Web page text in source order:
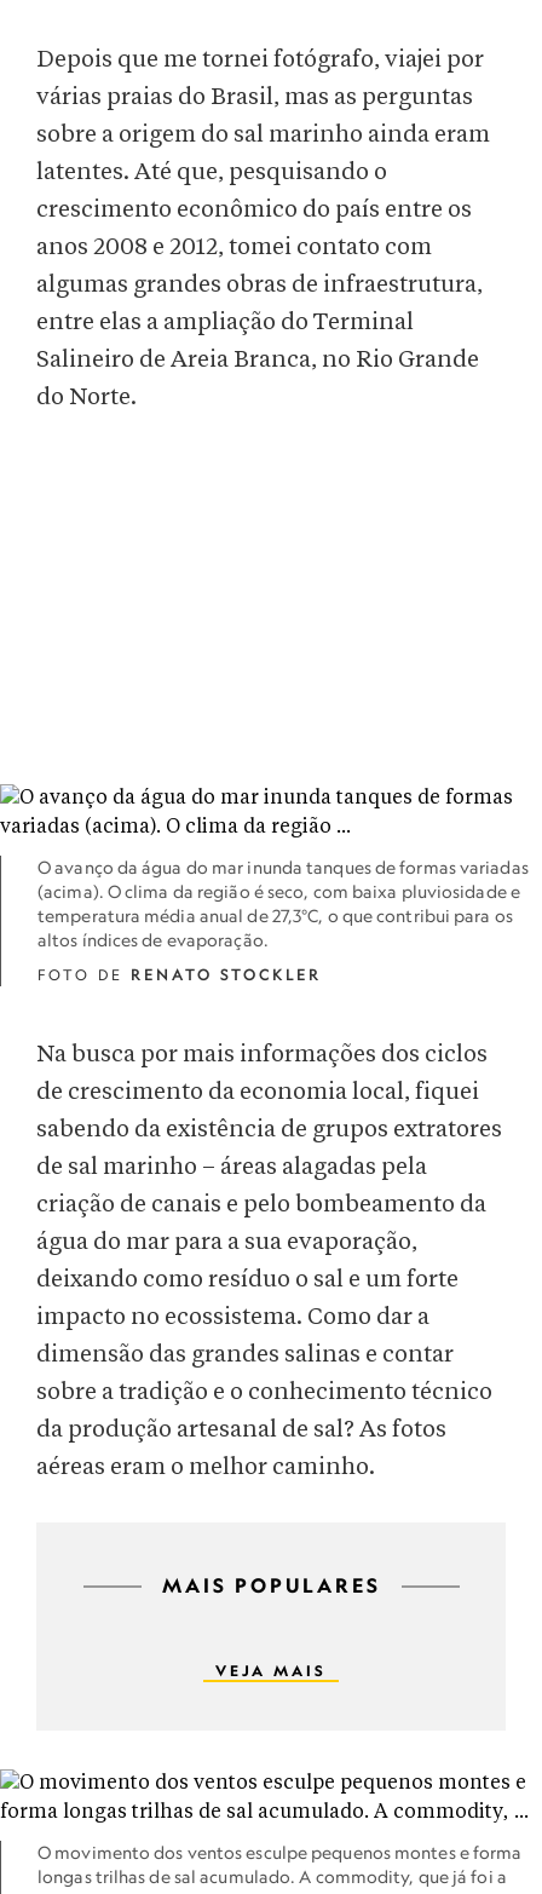
Depois que me tornei fotógrafo, viajei por
várias praias do Brasil, mas as perguntas
sobre a origem do sal marinho ainda eram
latentes. Até que, pesquisando o
crescimento econômico do país entre os
anos 2008 e 2012, tomei contato com
algumas grandes obras de infraestrutura,
entre elas a ampliação do Terminal
Salineiro de Areia Branca, no Rio Grande
do Norte.
O avanço da água do mar inunda tanques de formas variadas
(acima). O clima da região é seco, com baixa pluviosidade e
temperatura média anual de 27,3°C, o que contribui para os
altos índices de evaporação.
FOTO DE RENATO STOCKLER
Na busca por mais informações dos ciclos
de crescimento da economia local, fiquei
sabendo da existência de grupos extratores
de sal marinho – áreas alagadas pela
criação de canais e pelo bombeamento da
água do mar para a sua evaporação,
deixando como resíduo o sal e um forte
impacto no ecossistema. Como dar a
dimensão das grandes salinas e contar
sobre a tradição e o conhecimento técnico
da produção artesanal de sal? As fotos
aéreas eram o melhor caminho.
MAIS POPULARES
VEJA MAIS
O movimento dos ventos esculpe pequenos montes e forma
longas trilhas de sal acumulado. A commodity, que já foi a